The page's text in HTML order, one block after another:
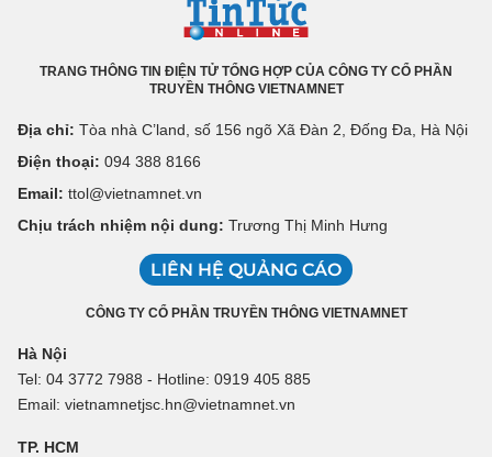
TRANG THÔNG TIN ĐIỆN TỬ TỔNG HỢP CỦA CÔNG TY CỔ PHẦN
TRUYỀN THÔNG VIETNAMNET
Địa chỉ: Tòa nhà C’land, số 156 ngõ Xã Đàn 2, Đống Đa, Hà Nội
Điện thoại: 094 388 8166
Email: ttol@vietnamnet.vn
Chịu trách nhiệm nội dung: Trương Thị Minh Hưng
LIÊN HỆ QUẢNG CÁO
CÔNG TY CỔ PHẦN TRUYỀN THÔNG VIETNAMNET
Hà Nội
Tel: 04 3772 7988 - Hotline: 0919 405 885
Email: vietnamnetjsc.hn@vietnamnet.vn
TP. HCM